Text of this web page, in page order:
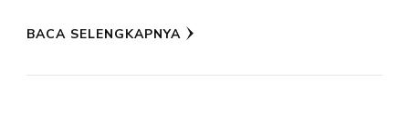
BACA SELENGKAPNYA